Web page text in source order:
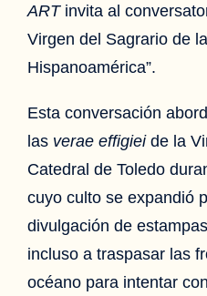
ARTinvita al
Virgen del Sagrario de
Hispanoamérica”.
Esta conversación
las verae effigieide la
Catedral de Toledo
cuyo culto se expandió
divulgación de
incluso a traspasar las
océano para intentar